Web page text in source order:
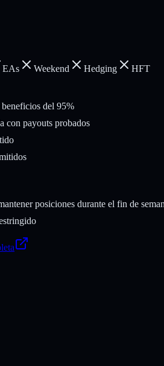
EAs Weekend Hedging
HFT
del 95%
con payouts probados
posiciones durante el fin de